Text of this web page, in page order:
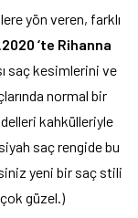
yön veren, farklı
2020 ‘te Rihanna
saç kesimlerini ve
normal bir
kahkülleriyle
saç rengide bu
yeni bir saç stili
çok güzel.)